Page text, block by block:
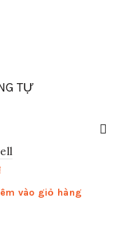
TỰ
vào giỏ hàng